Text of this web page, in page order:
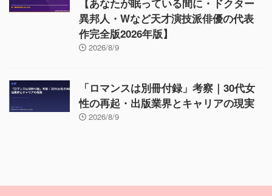
【あなたが眠っている間に・ドクター
異邦人・Wなど天才演技派俳優の代表
作完全版2026年版】
2026/8/9
「ロマンスは別冊付録」考察｜30代女
性の再起・出版業界とキャリアの現実
2026/8/9